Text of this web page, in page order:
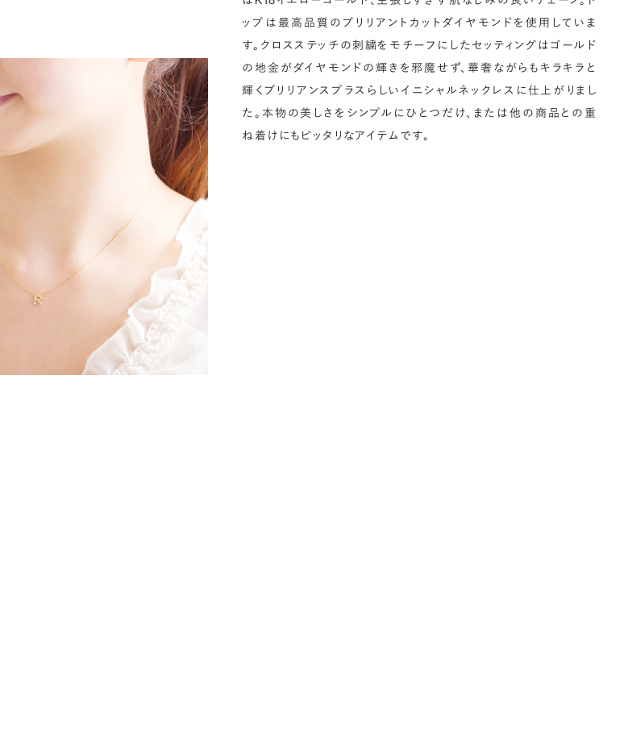
ップは最高品質のブリリアントカットダイヤモンドを使用していま
す。クロスステッチの刺繍をモチーフにしたセッティングはゴールド
の地金がダイヤモンドの輝きを邪魔せず、華奢ながらもキラキラと
輝くブリリアンスプラスらしいイニシャルネックレスに仕上がりまし
た。本物の美しさをシンプルにひとつだけ、または他の商品との重
ね着けにもピッタリなアイテムです。